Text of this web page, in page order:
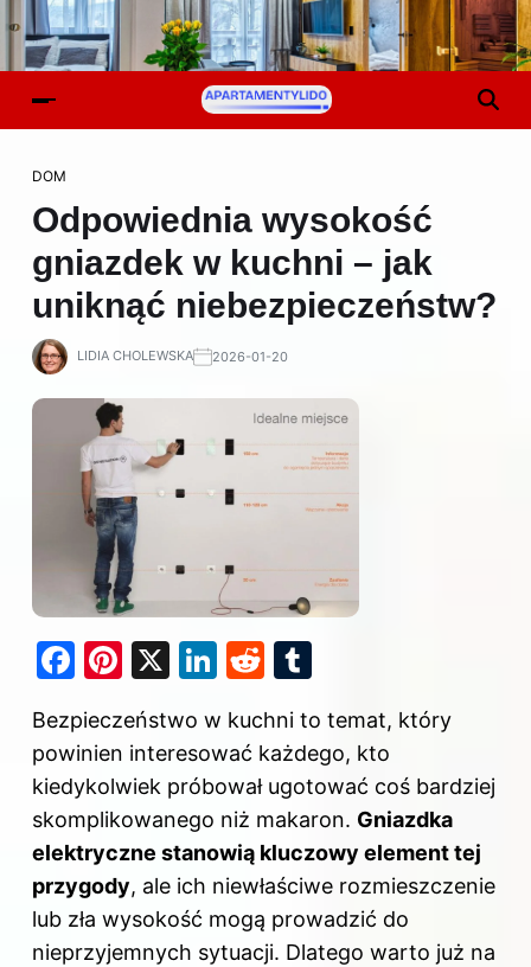
DOM
Odpowiednia wysokość
gniazdek w kuchni – jak
uniknąć niebezpieczeństw?
LIDIA CHOLEWSKA 2026-01-20
F
c
e
b
o
o
k
Pi
nt
er
e
st
X
Li
k
e
dI
n
R
d
di
t
m
bl
r
Bezpieczeństwo w kuchni to temat, który
powinien interesować każdego, kto
kiedykolwiek próbował ugotować coś bardziej
skomplikowanego niż makaron. Gniazdka
elektryczne stanowią kluczowy element tej
przygody, ale ich niewłaściwe rozmieszczenie
lub zła wysokość mogą prowadzić do
nieprzyjemnych sytuacji. Dlatego warto już na